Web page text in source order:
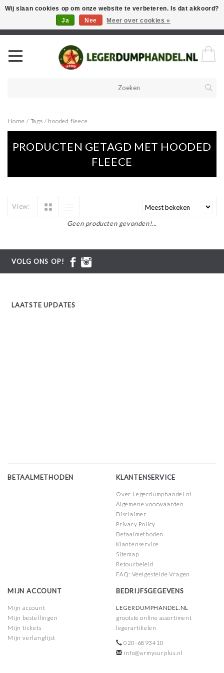
Welkom in onze webshop! Als u een product zoekt en deze niet kan
vinden in de webwinkel, neem vooral contact op!
Home / Tags / hooded fleece
PRODUCTEN GETAGD MET HOODED
FLEECE
View:
Geen producten gevonden!...
VOLG ONS OP!
LAATSTE UPDATES
BETAALMETHODEN KLANTENSERVICE
Over Legerdumphandel.nl
Algemene voorwaarden
Disclaimer
Privacy Policy
Betaalmethoden
Klantenservice
Sitemap
Retourbeleid
FAQ: Veelgestelde Vragen
MIJN ACCOUNT
Mijn account
Mijn bestellingen
Mijn tickets
Mijn verlanglijst
BEDRIJFSGEGEVENS
LEGERDUMPHANDEL.NL
grootste online assortiment
legerartikelen
020-6893410
info@armysurplus.nl
Wij slaan cookies op om onze website te verbeteren. Is dat akkoord?
Ja
Nee Meer over cookies »